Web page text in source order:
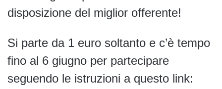
disposizione del miglior offerente!
Si parte da 1 euro soltanto e c’è tempo
fino al 6 giugno per partecipare
seguendo le istruzioni a questo link: